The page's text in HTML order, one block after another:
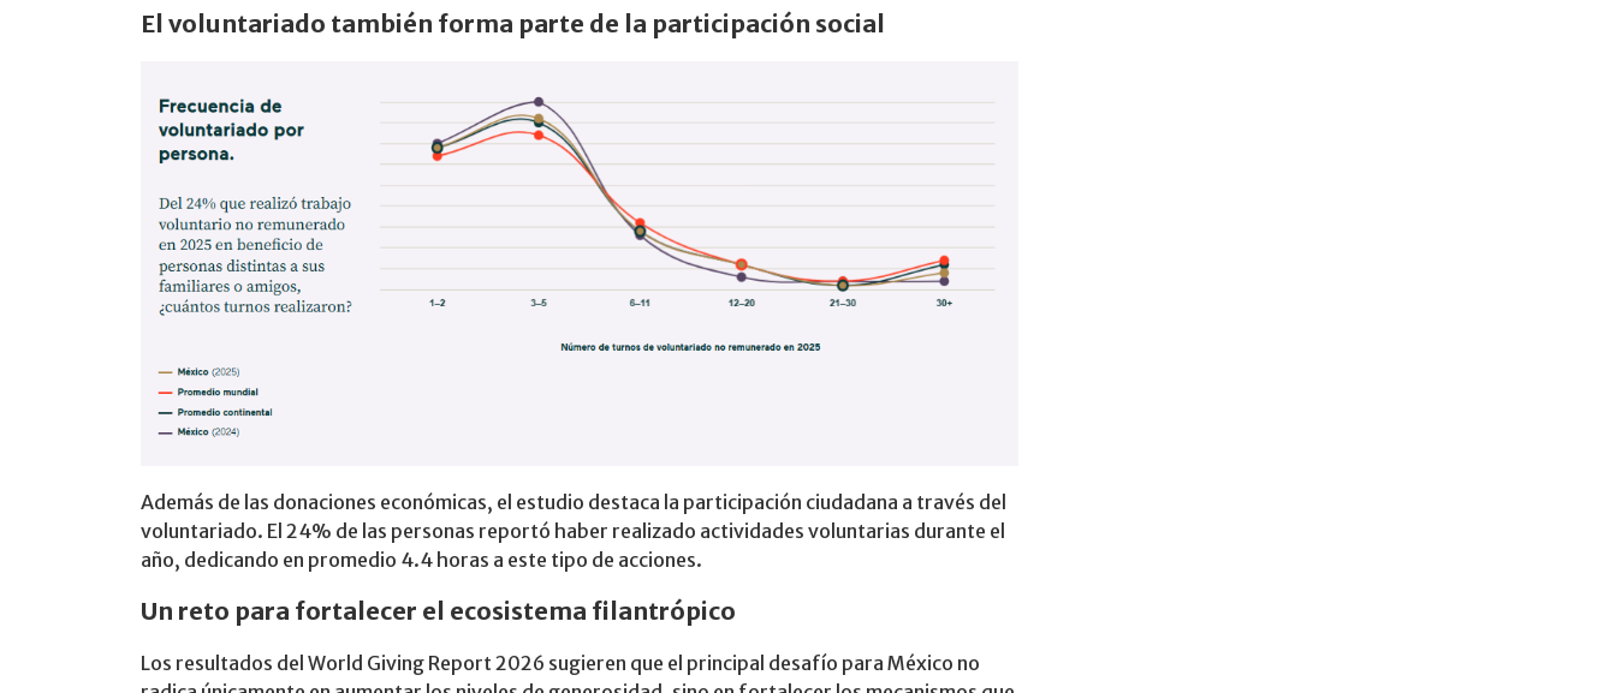
El voluntariado también forma parte de la participación social
Además de las donaciones económicas, el estudio destaca la participación ciudadana a través del
voluntariado. El 24% de las personas reportó haber realizado actividades voluntarias durante el
año, dedicando en promedio 4.4 horas a este tipo de acciones.
Un reto para fortalecer el ecosistema filantrópico
Los resultados del World Giving Report 2026 sugieren que el principal desafío para México no